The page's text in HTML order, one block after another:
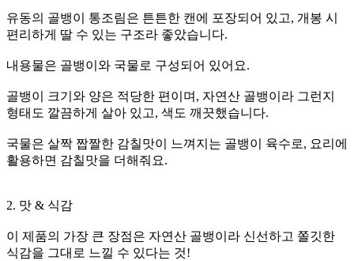
유동의 골뱅이 통조림은 튼튼한 캔에 포장되어 있고, 개봉 시
편리하게 딸 수 있는 구조라 좋았습니다.
내용물은 골뱅이와 국물로 구성되어 있어요.
골뱅이 크기와 양은 적당한 편이며, 자연산 골뱅이라 그런지
형태도 깔끔하게 살아 있고, 색도 깨끗했습니다.
국물은 살짝 짭짤한 감칠맛이 느껴지는 골뱅이 육수로, 요리에
활용하면 감칠맛을 더해줘요.
2. 맛 & 식감
이 제품의 가장 큰 장점은 자연산 골뱅이라 신선하고 쫄깃한
식감을 그대로 느낄 수 있다는 것!